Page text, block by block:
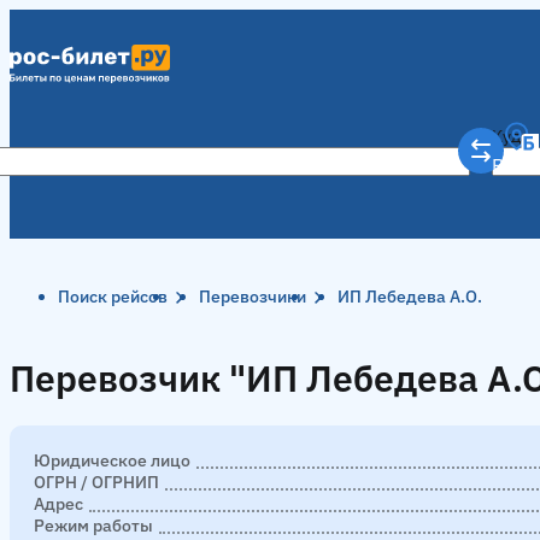
Куда
Поиск рейсов Перевозчики ИП Лебедева А.О.
Перевозчик "ИП Лебедева
Перевозчик "ИП Лебедева
Юридическое лицо
ОГРН / ОГРНИП
Адрес
Режим работы